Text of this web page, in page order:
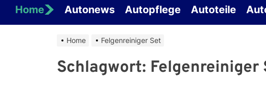
Home Autonews Autopflege Autoteile
Home Felgenreiniger Set
Schlagwort: Felgenreiniger